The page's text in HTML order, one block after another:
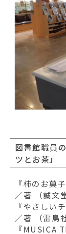
図書館職員
ツとお茶」
『柿のお菓
／著 （誠文
『やさしい
／著 （雷鳥
『MUSICA